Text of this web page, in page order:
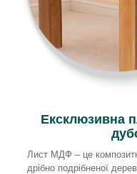
Ексклюзивна
Лист МДФ – це
дрібно подрібненої